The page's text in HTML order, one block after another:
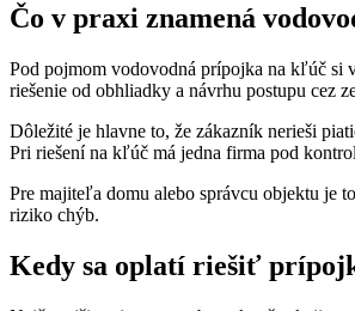
Čo v praxi znamená
Pod pojmom vodovodná prípojka na kľúč si
riešenie od obhliadky a návrhu postupu cez
Dôležité je hlavne to, že zákazník nerieši
Pri riešení na kľúč má jedna firma pod
Pre majiteľa domu alebo správcu objektu je
riziko chýb.
Kedy sa oplatí riešiť